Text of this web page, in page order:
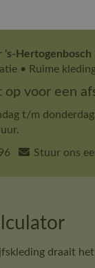
's-Hertogenbosch
• Ruime
op voor een
t/m
Stuur ons
draait het